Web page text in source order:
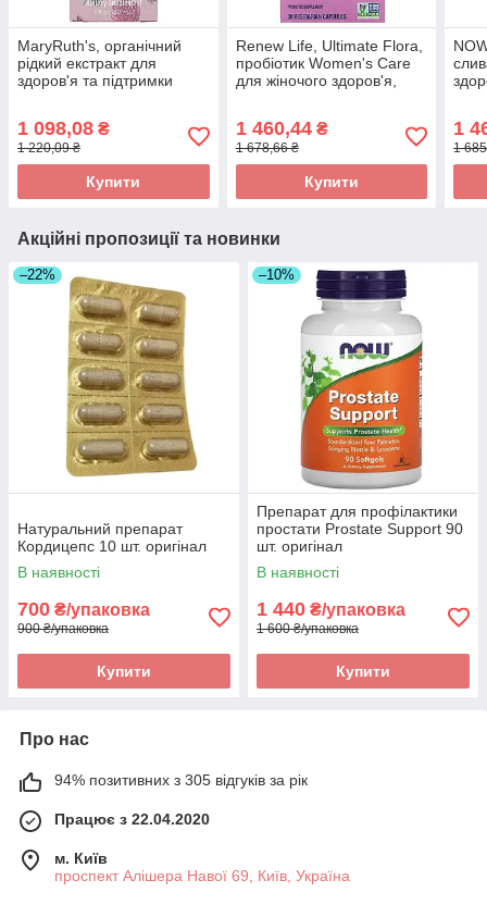
MaryRuth's, органічний
рідкий екстракт для
здоров'я та підтримки
1 098,08 ₴
1 220,09 ₴
Купити
Renew Life, Ultimate Flora,
пробіотик Women's Care
для жіночого здоров'я,
1 460,44₴
1 678,66 ₴
Купити
1
1
Акційні пропозиції та новинки
–22%
Натуральний препарат
Кордицепс 10 шт. оригінал
В наявності
700 ₴/упаковка
900 ₴/упаковка
Купити
–10%
Препарат для профілактики
простати Prostate Support 90
шт. оригінал
В наявності
1 440 ₴/упаковка
1 600 ₴/упаковка
Купити
Про нас
94% позитивних з 305 відгуків за рік
Працює з 22.04.2020
м. Київ
проспект Алішера Навої 69, Київ, Україна